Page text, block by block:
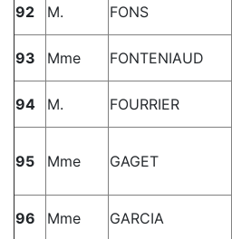
92
M. FONS
93
Mme FONTENIAUD
94
M. FOURRIER
95 Mme GAGET
96
Mme GARCIA